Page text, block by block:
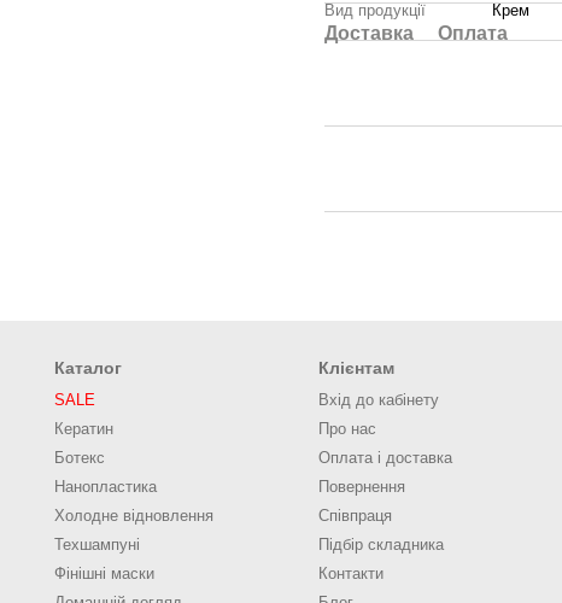
Вид продукції
Крем
Доставка Оплата
Каталог
SALE
Кератин
Ботекс
Нанопластика
Холодне відновлення
Техшампуні
Фінішні маски
Клієнтам
Вхід до кабінету
Про нас
Оплата і доставка
Повернення
Співпраця
Підбір складника
Контакти